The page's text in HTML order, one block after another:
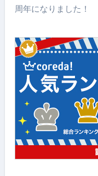
周年になりました！